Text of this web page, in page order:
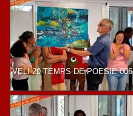
VELI-20-TEMPS-DE-POESIE-006